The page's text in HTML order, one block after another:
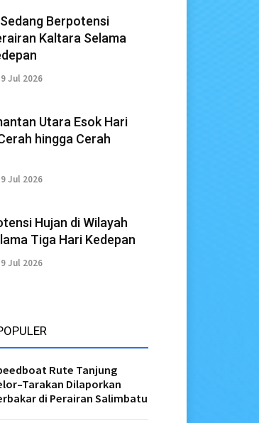
Berpotensi
Kaltara Selama
9 Jul 2026
Utara Esok Hari
hingga Cerah
9 Jul 2026
Hujan di Wilayah
Tiga Hari Kedepan
9 Jul 2026
Rute Tanjung
Dilaporkan
di Perairan Salimbatu